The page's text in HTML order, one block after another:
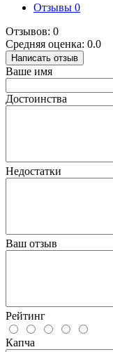
Отзывы 0
Отзывов: 0
Средняя оценка: 0.0
Написать отзыв
Ваше имя
Достоинства
Недостатки
Ваш отзыв
Рейтинг
Капча